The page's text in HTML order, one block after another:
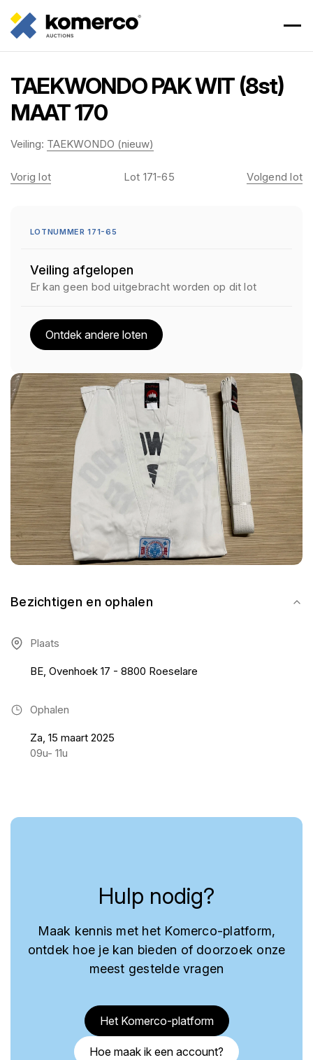
TAEKWONDO PAK WIT (8st)
MAAT 170
Veiling: TAEKWONDO (nieuw)
Bezichtigen en ophalen
Plaats
BE, Ovenhoek 17 - 8800 Roeselare
Ophalen
Za, 15 maart 2025
09u- 11u
Vorig lot Lot 171-65 Volgend lot
LOTNUMMER 171-65
Veiling afgelopen
Er kan geen bod uitgebracht worden op dit lot
Ontdek andere loten
Hulp nodig?
Maak kennis met het Komerco-platform,
ontdek hoe je kan bieden of doorzoek onze
meest gestelde vragen
Het Komerco-platform
Hoe maak ik een account?